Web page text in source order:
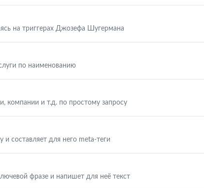
на триггерах Джозефа Шугермана
по наименованию
компании и т.д. по простому запросу
и составляет для него meta-теги
фразе и напишет для неё текст